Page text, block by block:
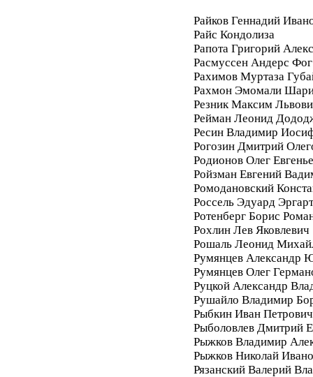
Райков Геннадий
Райс Кондолиза
Рапота Григорий
Расмуссен Андерс Фог
Рахимов Муртаза
Рахмон Эмомали
Резник Максим
Рейман Леонид
Ресин Владимир
Рогозин Дмитрий
Родионов Олег
Ройзман Евгений
Ромодановский
Россель Эдуард
Ротенберг Борис
Рохлин Лев Яковлевич
Рошаль Леонид
Румянцев Александр
Румянцев Олег
Руцкой Александр
Рушайло Владимир
Рыбкин Иван Петрович
Рыболовлев Дмитрий
Рыжков Владимир
Рыжков Николай
Рязанский Валерий